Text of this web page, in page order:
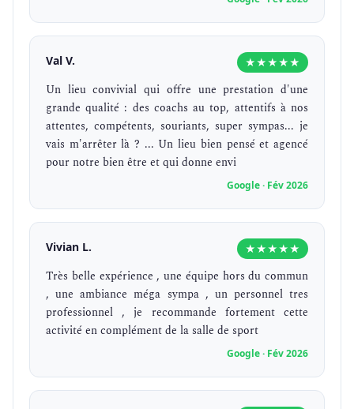
Val V. ★★★★★
Un lieu convivial qui offre une prestation d'une
grande qualité : des coachs au top, attentifs à nos
attentes, compétents, souriants, super sympas... je
vais m'arrêter là ? ... Un lieu bien pensé et agencé
pour notre bien être et qui donne envi
Google · Fév 2026
Vivian L. ★★★★★
Très belle expérience , une équipe hors du commun
, une ambiance méga sympa , un personnel tres
professionnel , je recommande fortement cette
activité en complément de la salle de sport
Google · Fév 2026